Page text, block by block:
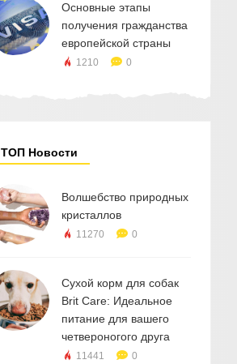
Основные этапы
получения гражданства
европейской страны
1210 0
ТОП Новости
Волшебство природных
кристаллов
11270 0
Сухой корм для собак
Brit Care: Идеальное
питание для вашего
четвероногого друга
11441 0